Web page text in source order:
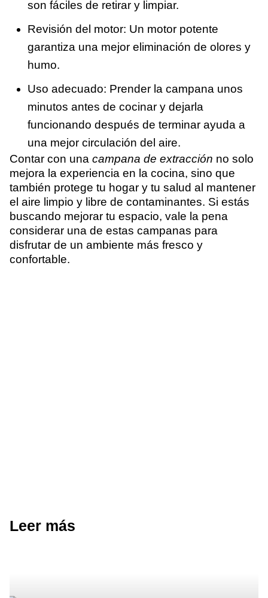
son fáciles de retirar y limpiar.
Revisión del motor: Un motor potente
garantiza una mejor eliminación de olores y
humo.
Uso adecuado: Prender la campana unos
minutos antes de cocinar y dejarla
funcionando después de terminar ayuda a
una mejor circulación del aire.
Contar con una campana de extracción no solo
mejora la experiencia en la cocina, sino que
también protege tu hogar y tu salud al mantener
el aire limpio y libre de contaminantes. Si estás
buscando mejorar tu espacio, vale la pena
considerar una de estas campanas para
disfrutar de un ambiente más fresco y
confortable.
Leer más